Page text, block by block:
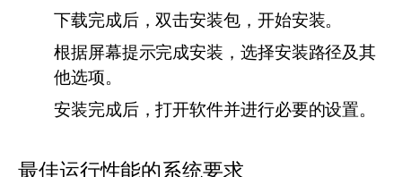
下载完成后，双击安装包，开始安装。
根据屏幕提示完成安装，选择安装路径及其
他选项。
安装完成后，打开软件并进行必要的设置。
最佳运行性能的系统要求